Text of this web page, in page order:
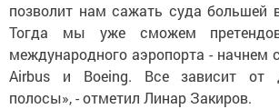
позволит нам сажать суда большей
Тогда мы уже сможем
международного аэропорта - начнем
Airbus и Boeing. Все зависит от
полосы», - отметил Линар Закиров.